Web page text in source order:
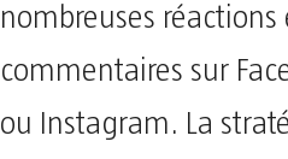
nombreuses réactions
commentaires sur
ou Instagram. La